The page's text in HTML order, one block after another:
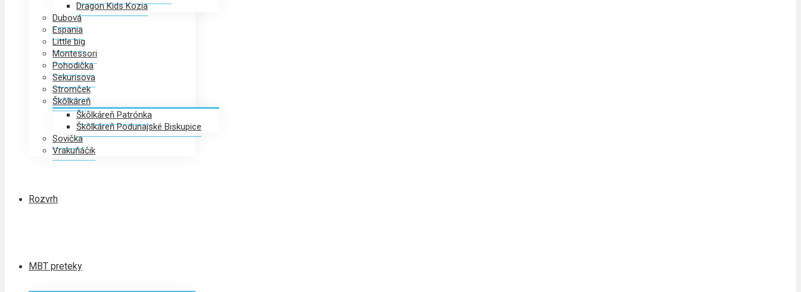
Dragon Kids Kozia
Dubová
Espania
Little big
Montessori
Pohodička
Sekurisova
Stromček
Škôlkáreň
Škôlkáreň Patrónka
Škôlkáreň Podunajské Biskupice
Sovička
Vrakuňáčik
Rozvrh
MBT preteky